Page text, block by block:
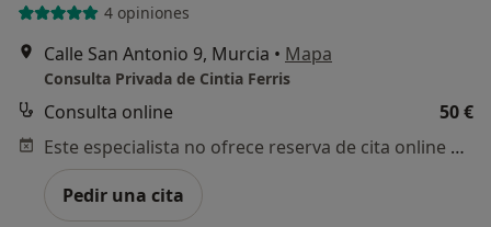
4 opiniones
Calle San Antonio 9, Murcia • Mapa
Consulta Privada de Cintia Ferris
Consulta online
50 €
Este especialista no ofrece reserva de cita online en esta dirección.
Pedir una cita